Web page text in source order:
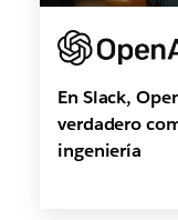
En Slack,
verdadero
ingeniería